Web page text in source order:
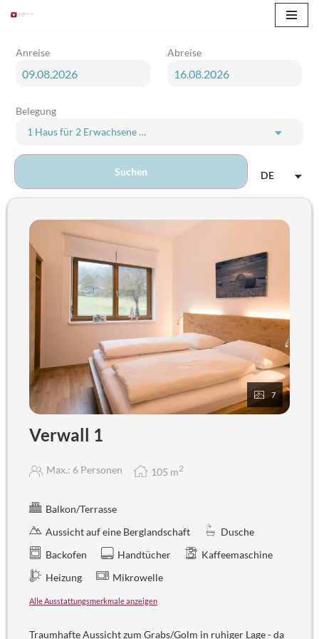
Inhalt
springen
Anreise Abreise
Belegung
1 Hausfür 2 Erwachsene
Suchen DE
7
Verwall 1
Max.: 6 Personen 105 m2
Balkon/Terrasse
Aussicht auf eine Berglandschaft
Dusche
Backofen
Handtücher
Kaffeemaschine
Heizung
Mikrowelle
Alle Ausstattungsmerkmale anzeigen
Traumhafte Aussicht zum Grabs/Golm in ruhiger Lage - da